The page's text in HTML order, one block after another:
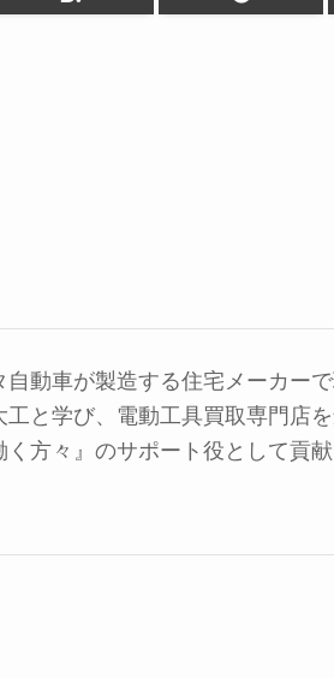
自動車が製造する住宅メーカー
工と学び、電動工具買取専門店
く方々』のサポート役として貢